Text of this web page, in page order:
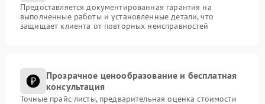
Предоставляется документированная гарантия на
выполненные работы и установленные детали, что
защищает клиента от повторных неисправностей
Прозрачное ценообразование и бесплатная
консультация
Точные прайс-листы, предварительная оценка стоимости